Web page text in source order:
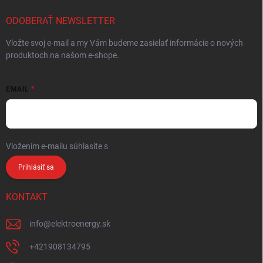
ODOBERAŤ NEWSLETTER
Vložte svoj e-mail a my Vám budeme zasielať informácie o nových
produktoch na našom e-shope.
EMAIL
Vložením e-mailu súhlasíte s
Prihlásiť sa
KONTAKT
info@elektroenergy.sk
+421908134795